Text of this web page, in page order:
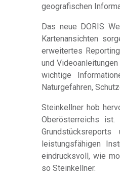
geografischen
Das neue DORIS
Kartenansichten
erweitertes
und
wichtige
Naturgefahren,
Steinkellner hob
Oberösterreichs
leistungsfähigen
eindrucksvoll, wie
so Steinkellner.